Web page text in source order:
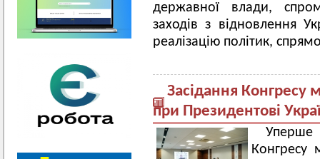
державної влади,
заходів з відновлення
реалізацію політик,
Засідання Конгресу
при Президентові
Уперше
Конгресу